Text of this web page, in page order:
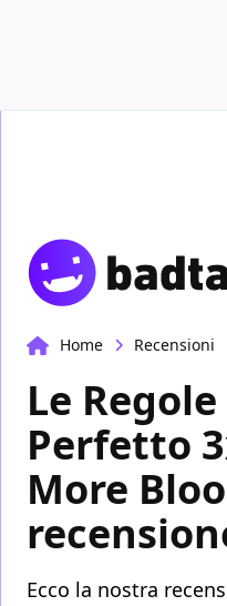
Home Recensioni
Le
Perfetto
More
Ecco la nostra